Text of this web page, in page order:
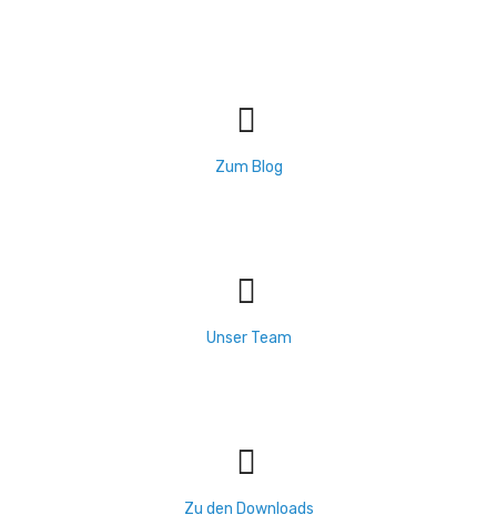
Zum Blog
Unser Team
Zu den Downloads